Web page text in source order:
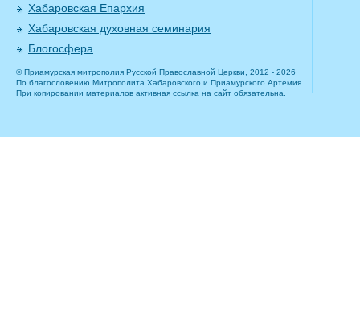
Хабаровская Епархия
Хабаровская духовная семинария
Блогосфера
© Приамурская митрополия Русской Православной Церкви, 2012 - 2026
По благословению Митрополита Хабаровского и Приамурского Артемия.
При копировании материалов активная ссылка на сайт обязательна.